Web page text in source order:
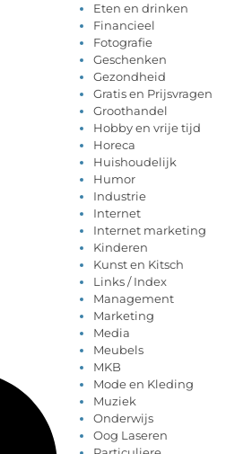
Eten en drinken
Financieel
Fotografie
Geschenken
Gezondheid
Gratis en Prijsvragen
Groothandel
Hobby en vrije tijd
Horeca
Huishoudelijk
Humor
Industrie
Internet
Internet marketing
Kinderen
Kunst en Kitsch
Links / Index
Management
Marketing
Media
Meubels
MKB
Mode en Kleding
Muziek
Onderwijs
Oog Laseren